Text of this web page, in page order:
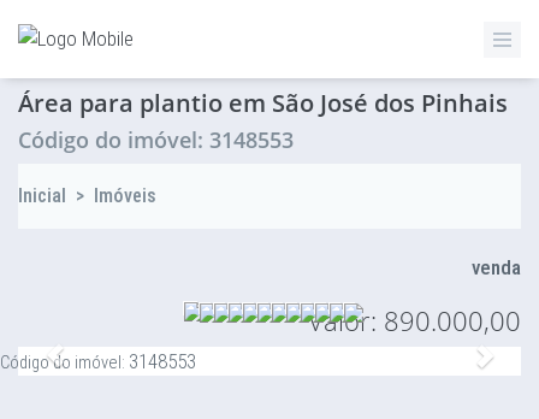
Área para plantio em São José dos Pinhais
Código do imóvel: 3148553
Inicial > Imóveis
venda
Valor: 890.000,00
Anterior
Código do imóvel: 3148553